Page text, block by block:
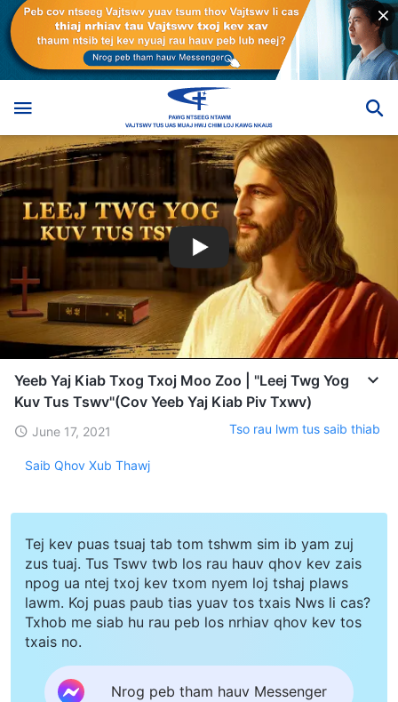
Yeeb Yaj Kiab Txog Txoj Moo Zoo | "Leej Twg Yog
Kuv Tus Tswv"(Cov Yeeb Yaj Kiab Piv Txwv)
June 17, 2021 Tso rau lwm tus saib thiab
Saib Qhov Xub Thawj
Tej kev puas tsuaj tab tom tshwm sim ib yam zuj
zus tuaj. Tus Tswv twb los rau hauv qhov kev zais
npog ua ntej txoj kev txom nyem loj tshaj plaws
lawm. Koj puas paub tias yuav tos txais Nws li cas?
Txhob me siab hu rau peb los nrhiav qhov kev tos
txais no.
Nrog peb tham hauv Messenger